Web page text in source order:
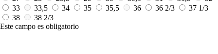
33
33,5 34 35 35,5 36 36 2/3
37 1/3
38
38 2/3
Este campo es obligatorio